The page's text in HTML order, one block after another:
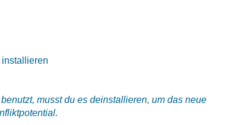
musst du es deinstallieren, um das neue